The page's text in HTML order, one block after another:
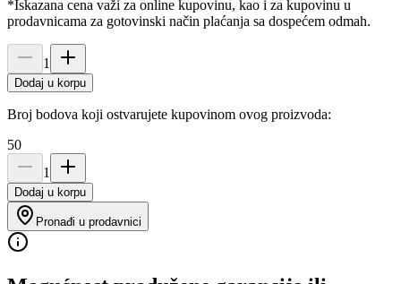
*Iskazana cena važi za online kupovinu, kao i za kupovinu u
prodavnicama za gotovinski način plaćanja sa dospećem odmah.
1
Dodaj u korpu
Broj bodova koji ostvarujete kupovinom ovog proizvoda:
50
1
Dodaj u korpu
Pronađi u prodavnici